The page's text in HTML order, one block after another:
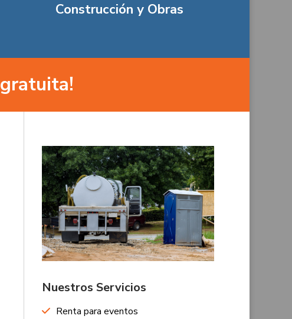
Construcción y Obras
Nuestros Servicios
Renta para eventos